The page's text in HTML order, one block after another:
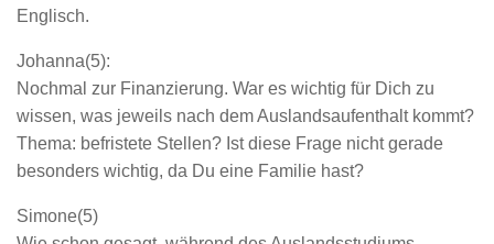
Englisch.
Johanna(5):
Nochmal zur Finanzierung. War es wichtig für Dich zu
wissen, was jeweils nach dem Auslandsaufenthalt kommt?
Thema: befristete Stellen? Ist diese Frage nicht gerade
besonders wichtig, da Du eine Familie hast?
Simone(5)